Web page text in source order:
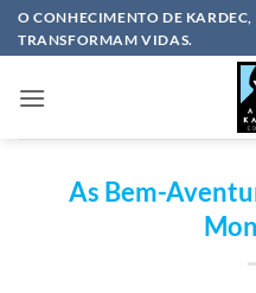
SkipO CONHECIMENTO DE
TRANSFORMAM VIDAS.
As Bem-